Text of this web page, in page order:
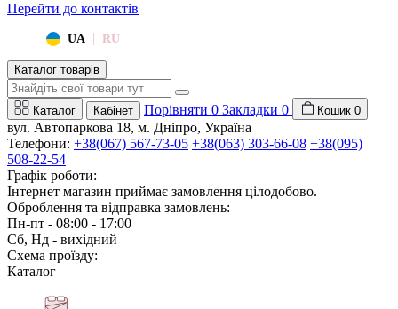
Перейти до контактів
UA | RU
Каталог товарів
Каталог Кабінет Порівняти 0 Закладки 0 Кошик 0
вул. Автопаркова 18, м. Дніпро, Україна
Телефони: +38(067) 567-73-05 +38(063) 303-66-08 +38(095)
508-22-54
Графік роботи:
Інтернет магазин приймає замовлення цілодобово.
Оброблення та відправка замовлень:
Пн-пт - 08:00 - 17:00
Сб, Нд - вихідний
Схема проїзду:
Каталог